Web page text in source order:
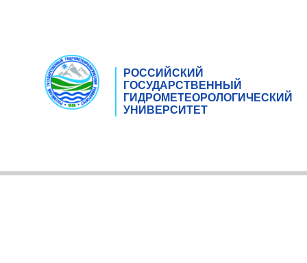
РОССИЙСКИЙ
ГОСУДАРСТВЕННЫЙ
ГИДРОМЕТЕОРОЛОГИЧЕСКИЙ
УНИВЕРСИТЕТ